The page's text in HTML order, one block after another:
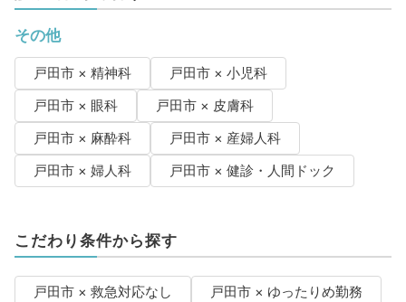
その他
戸田市 × 精神科
戸田市 × 小児科
戸田市 × 眼科
戸田市 × 皮膚科
戸田市 × 麻酔科
戸田市 × 産婦人科
戸田市 × 婦人科
戸田市 × 健診・人間ドック
こだわり条件から探す
戸田市 × 救急対応なし
戸田市 × ゆったりめ勤務